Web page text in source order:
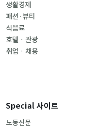
생활경제
패션·뷰티
식음료
호텔ㆍ관광
취업ㆍ채용
Special 사이트
노동신문